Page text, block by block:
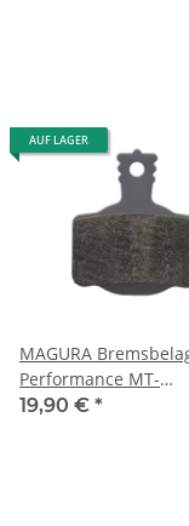
AUF LAGER
MAGURA
Performance MT-
Schreibenbremse,
19,90 € *